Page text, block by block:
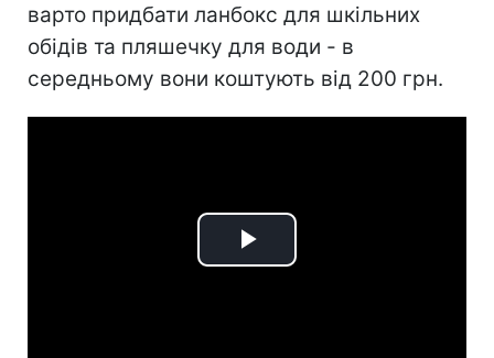
варто придбати ланбокс для шкільних
обідів та пляшечку для води - в
середньому вони коштують від 200 грн.
Play